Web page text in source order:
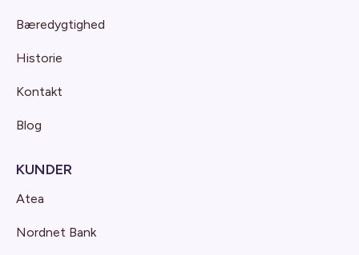
Bæredygtighed
Historie
Kontakt
Blog
KUNDER
Atea
Nordnet Bank